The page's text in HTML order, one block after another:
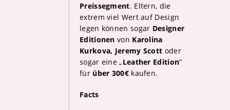
Preissegment. Eltern, die
extrem viel Wert auf Design
legen können sogar Designer
Editionen von Karolina
Kurkova, Jeremy Scott oder
sogar eine „Leather Edition“
für über 300€kaufen.
Facts